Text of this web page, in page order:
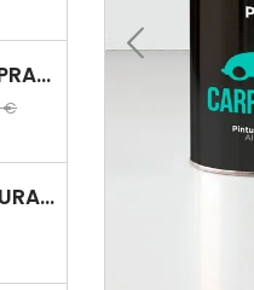
COMBO 2 SPRAY: PINTURA COCHE + BARNIZ CARROCERÍA
€
SPRAY PINTURA COCHES COLOR ORIGINAL (BICAPA)